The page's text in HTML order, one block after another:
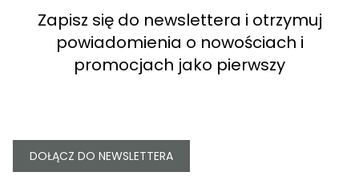
Zapisz się do newslettera i otrzymuj
powiadomienia o nowościach i
promocjach jako pierwszy
DOŁĄCZ DO NEWSLETTERA